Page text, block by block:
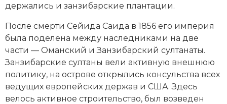
держались и занзибарские плантации.
После смерти Сейида Саида в 1856 его империя
была поделена между наследниками на две
части — Оманский и Занзибарский султанаты.
Зан­зибарские султаны вели активную внешнюю
политику, на острове открылись консульства всех
ведущих европейских держав и США. Здесь
велось активное строительство, был возведен